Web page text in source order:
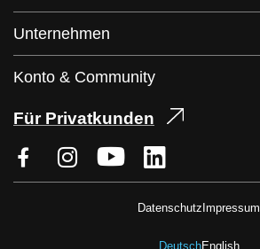
Unternehmen
Konto & Community
Für Privatkunden
DeutschEnglish
Datenschutz Impressum